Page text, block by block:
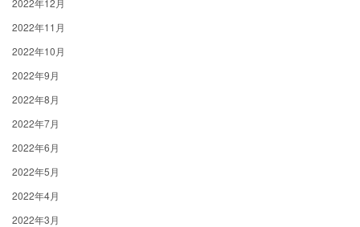
2022年11月
2022年10月
2022年9月
2022年8月
2022年7月
2022年6月
2022年5月
2022年4月
2022年3月